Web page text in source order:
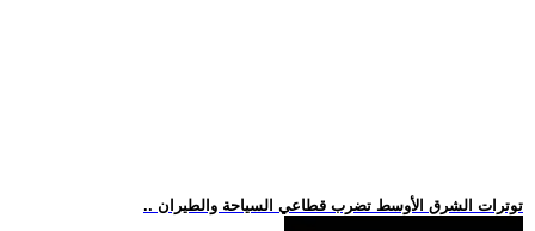
.. توترات الشرق الأوسط تضرب قطاعي السياحة والطيران